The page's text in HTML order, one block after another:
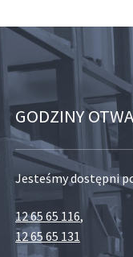
GODZINY
Jesteśmy dostępni
12 65 65 116,
12 65 65 131